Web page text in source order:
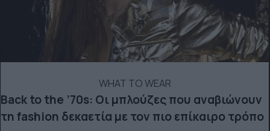
WHAT TO WEAR
Back to the ’70s: Οι μπλούζες που αναβιώνουν
τη fashion δεκαετία με τον πιο επίκαιρο τρόπο